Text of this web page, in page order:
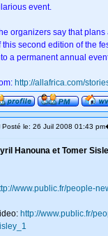
event.
organizers say that
this second edition of the
a permanent annual
http://allafrica.com/
Posté le: 26 Juil 2008 01:43 pm
Hanouna et Tomer
www.public.fr/people-
http://www.public.fr/